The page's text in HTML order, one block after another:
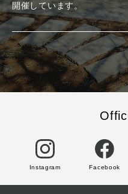
開催しています。
Instagram Facebook